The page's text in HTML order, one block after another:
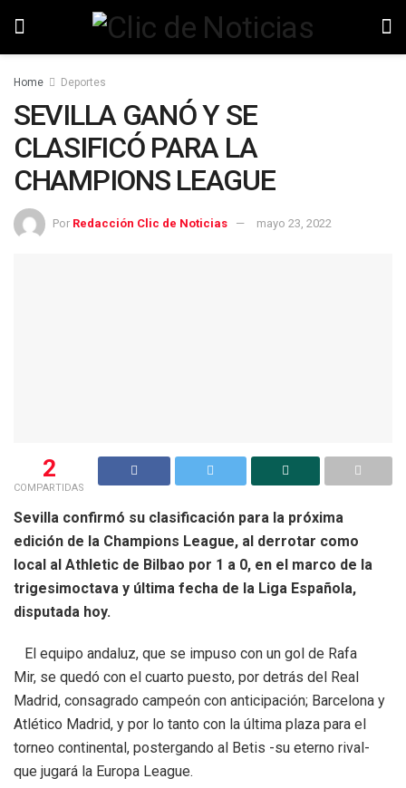
Home Deportes
SEVILLA GANÓ Y SE
CLASIFICÓ PARA LA
CHAMPIONS LEAGUE
Por Redacción Clic de Noticias mayo 23, 2022
2
COMPARTIDAS
Sevilla confirmó su clasificación para la próxima
edición de la Champions League, al derrotar como
local al Athletic de Bilbao por 1 a 0, en el marco de la
trigesimoctava y última fecha de la Liga Española,
disputada hoy.
El equipo andaluz, que se impuso con un gol de Rafa
Mir, se quedó con el cuarto puesto, por detrás del Real
Madrid, consagrado campeón con anticipación; Barcelona y
Atlético Madrid, y por lo tanto con la última plaza para el
torneo continental, postergando al Betis -su eterno rival-
que jugará la Europa League.